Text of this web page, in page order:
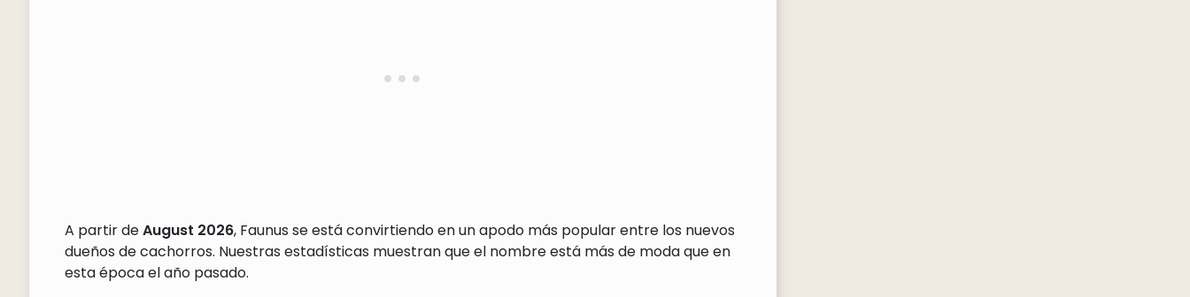
A partir deAugust 2026, Faunus se está convirtiendo en un apodo más popular entre los nuevos
dueños de cachorros. Nuestras estadísticas muestran que el nombre está más de moda que en
esta época el año pasado.